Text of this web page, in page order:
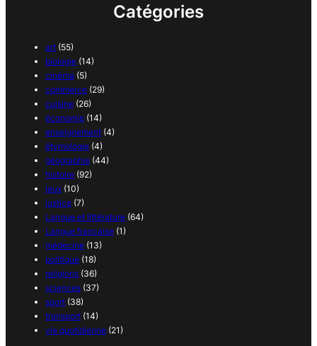
Catégories
art (55)
biologie (14)
cinéma (5)
commerce (29)
cuisine (26)
économie (14)
enseignement (4)
étymologie (4)
géographie (44)
histoire (92)
jeux (10)
justice (7)
Langue et littérature (64)
Langue française (1)
médecine (13)
politique (18)
religions (36)
sciences (37)
sport (38)
transport (14)
vie quotidienne (21)